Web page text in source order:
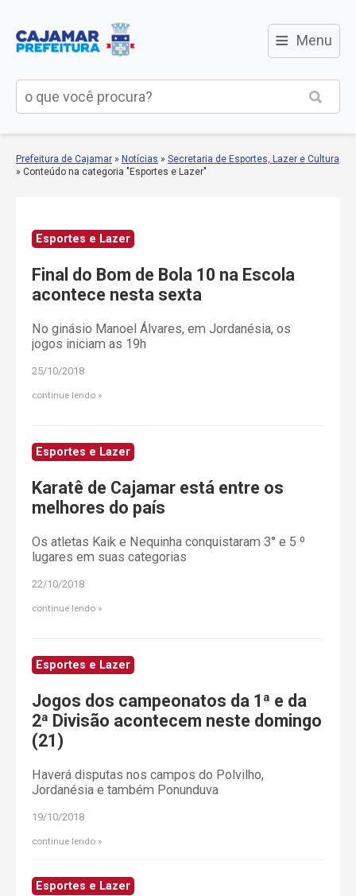
≡ Menu
Prefeitura de Cajamar » Notícias » Secretaria de Esportes, Lazer e Cultura
» Conteúdo na categoria "Esportes e Lazer"
Esportes e Lazer
Final do Bom de Bola 10 na Escola
acontece nesta sexta
No ginásio Manoel Álvares, em Jordanésia, os
jogos iniciam as 19h
25/10/2018
continue lendo
Esportes e Lazer
Karatê de Cajamar está entre os
melhores do país
Os atletas Kaik e Nequinha conquistaram 3° e 5 º
lugares em suas categorias
22/10/2018
continue lendo
Esportes e Lazer
Jogos dos campeonatos da 1ª e da
2ª Divisão acontecem neste domingo
(21)
Haverá disputas nos campos do Polvilho,
Jordanésia e também Ponunduva
19/10/2018
continue lendo
Esportes e Lazer